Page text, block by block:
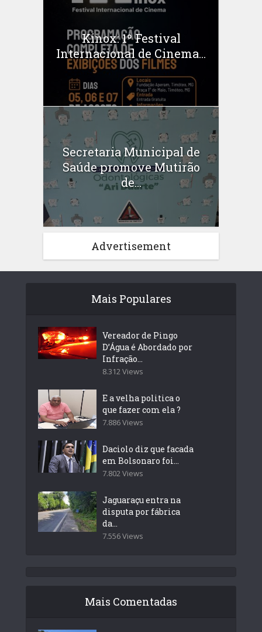
Kinox: 1º Festival
Internacional de Cinema...
Secretaria Municipal de
Saúde promove Mutirão
de...
Advertisement
Mais Populares
Vereador de Pingo
D’Água é Abordado por
Infração...
8.312 Views
E a velha politica o
que fazer com ela ?
7.886 Views
Daciolo diz que facada
em Bolsonaro foi...
7.802 Views
Jaguaraçu entra na
disputa por fábrica
da...
7.556 Views
Mais Comentadas